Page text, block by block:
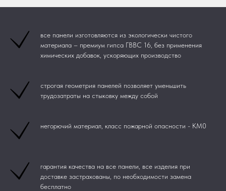
все панели изготовляются из экологически чистого
материала – премиум гипса ГВВС 16, без применения
химических добавок, ускоряющих производство
строгая геометрия панелей позволяет уменьшить
трудозатраты на стыковку между собой
негорючий материал, класс пожарной опасности - КМ0
гарантия качества на все панели, все изделия при
доставке застрахованы, по необходимости замена
бесплатно